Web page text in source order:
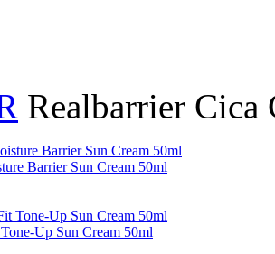
Realbarrier Cica
Barrier Sun Cream 50ml
Up Sun Cream 50ml